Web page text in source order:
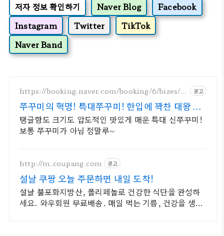
저자 정보 확인하기 Naver Blog
Facebook
Instagram
Twitter
TikTok
Naver Band
https://booking.naver.com/booking/6/bizes/1
광고
쭈꾸미의 혁명! 특대쭈꾸미! 한입에 꽉찬 대왕 신
쭈꾸미!
탱글함도 크기도 압도적인 맛있게 매운 특대 신쭈꾸미!
보통 쭈꾸미가 아님 정말루~
http://m.coupang.com 광고
설날 쿠팡 오늘 주문하면 내일 도착!
설날 불포화지방산, 폴리페놀로 건강한 식단을 완성하
세요. 와우회원 무료배송. 매일 먹는 기름, 건강을 생각